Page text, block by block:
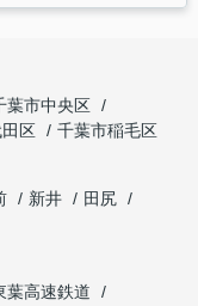
葉市中央区
区
千葉市稲毛区
新井
田尻
葉高速鉄道